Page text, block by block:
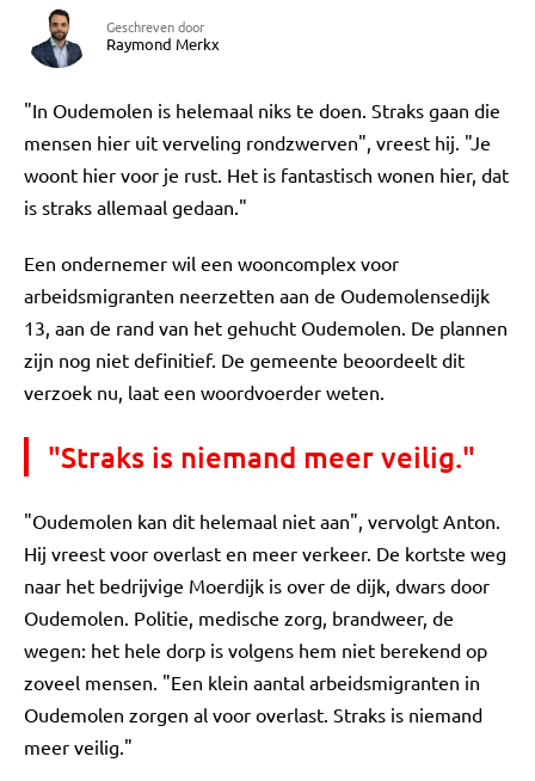
Geschreven door
Raymond Merkx
"In Oudemolen is helemaal niks te doen. Straks gaan die
mensen hier uit verveling rondzwerven", vreest hij. "Je
woont hier voor je rust. Het is fantastisch wonen hier, dat
is straks allemaal gedaan."
Een ondernemer wil een wooncomplex voor
arbeidsmigranten neerzetten aan de Oudemolensedijk
13, aan de rand van het gehucht Oudemolen. De plannen
zijn nog niet definitief. De gemeente beoordeelt dit
verzoek nu, laat een woordvoerder weten.
"Straks is niemand meer veilig."
"Oudemolen kan dit helemaal niet aan", vervolgt Anton.
Hij vreest voor overlast en meer verkeer. De kortste weg
naar het bedrijvige Moerdijk is over de dijk, dwars door
Oudemolen. Politie, medische zorg, brandweer, de
wegen: het hele dorp is volgens hem niet berekend op
zoveel mensen. "Een klein aantal arbeidsmigranten in
Oudemolen zorgen al voor overlast. Straks is niemand
meer veilig."